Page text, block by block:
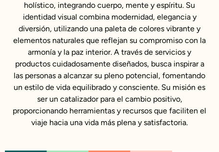
holístico, integrando cuerpo, mente y espíritu. Su
identidad visual combina modernidad, elegancia y
diversión, utilizando una paleta de colores vibrante y
elementos naturales que reflejan su compromiso con la
armonía y la paz interior. A través de servicios y
productos cuidadosamente diseñados, busca inspirar a
las personas a alcanzar su pleno potencial, fomentando
un estilo de vida equilibrado y consciente. Su misión es
ser un catalizador para el cambio positivo,
proporcionando herramientas y recursos que faciliten el
viaje hacia una vida más plena y satisfactoria.